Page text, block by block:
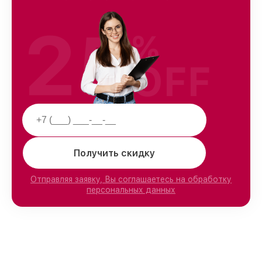
Получить скидку
Отправляя заявку, Вы соглашаетесь на обработку
персональных данных
25%
OFF